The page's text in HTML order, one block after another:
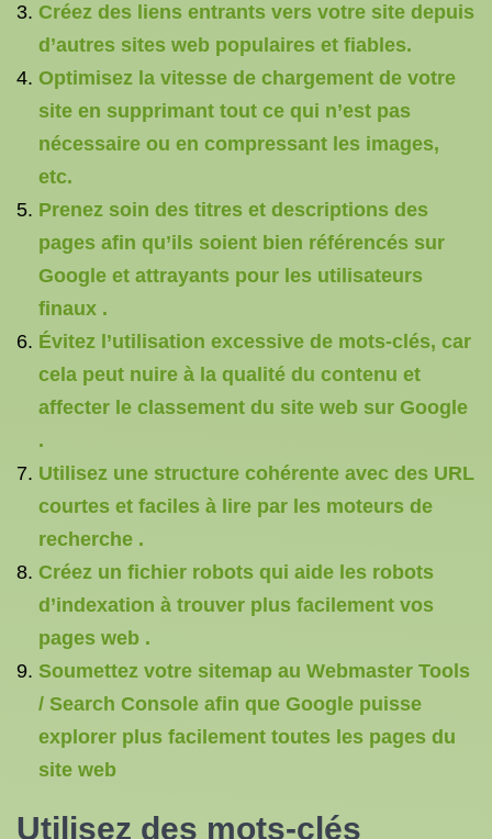
Créez des liens entrants vers votre site depuis
d’autres sites web populaires et fiables.
Optimisez la vitesse de chargement de votre
site en supprimant tout ce qui n’est pas
nécessaire ou en compressant les images,
etc.
Prenez soin des titres et descriptions des
pages afin qu’ils soient bien référencés sur
Google et attrayants pour les utilisateurs
finaux .
Évitez l’utilisation excessive de mots-clés, car
cela peut nuire à la qualité du contenu et
affecter le classement du site web sur Google
.
Utilisez une structure cohérente avec des URL
courtes et faciles à lire par les moteurs de
recherche .
Créez un fichier robots qui aide les robots
d’indexation à trouver plus facilement vos
pages web .
Soumettez votre sitemap au Webmaster Tools
/ Search Console afin que Google puisse
explorer plus facilement toutes les pages du
site web
Utilisez des mots-clés